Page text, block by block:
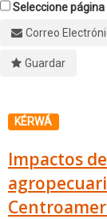
Seleccione página
Correo
Guardar
KÉRWÁ
Impactos